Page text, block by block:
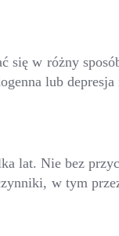
w różny
lub depresja
lat. Nie bez
w tym